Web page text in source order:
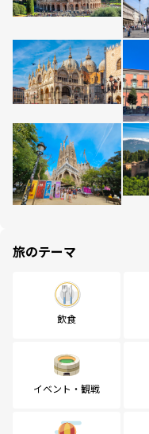
旅のテーマ
飲食
イベント・観戦